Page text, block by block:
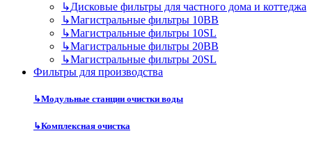
↳Дисковые фильтры для частного дома и коттеджа
↳Магистральные фильтры 10BB
↳Магистральные фильтры 10SL
↳Магистральные фильтры 20BB
↳Магистральные фильтры 20SL
Фильтры для производства
↳Модульные станции очистки воды
↳Комплексная очистка